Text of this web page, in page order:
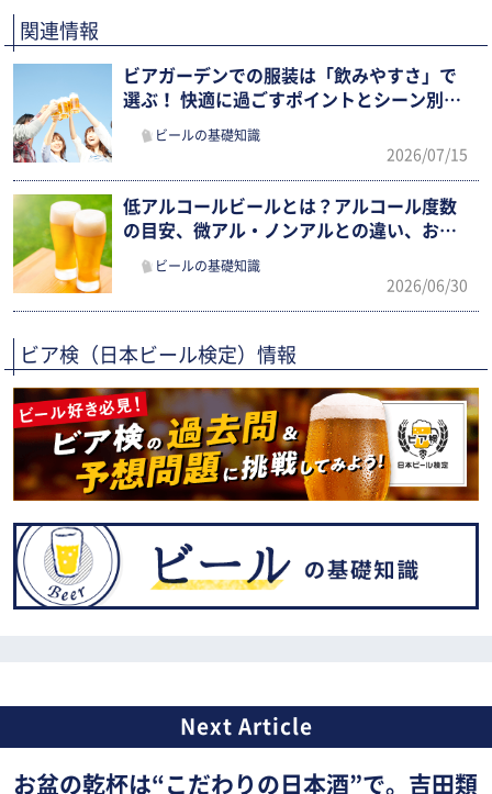
関連情報
ビアガーデンでの服装は「飲みやすさ」で
選ぶ！ 快適に過ごすポイントとシーン別ま
ビールの基礎知識
2026/07/15
低アルコールビールとは？アルコール度数
の目安、微アル・ノンアルとの違い、おす
ビールの基礎知識
2026/06/30
ビア検（日本ビール検定）情報
お盆の乾杯は“こだわりの日本酒”で。吉田類